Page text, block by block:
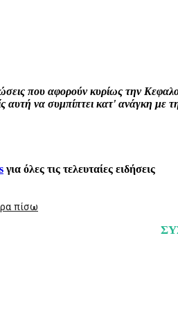
που αφορούν κυρίως την
αυτή να συμπίπτει κατ' ανάγκη με
για όλες τις τελευταίες ειδήσεις
πίσω